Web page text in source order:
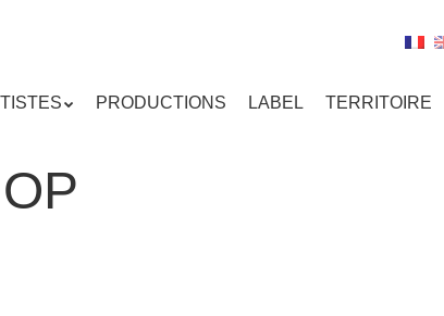
PRODUCTIONS LABEL TERRITOIRE